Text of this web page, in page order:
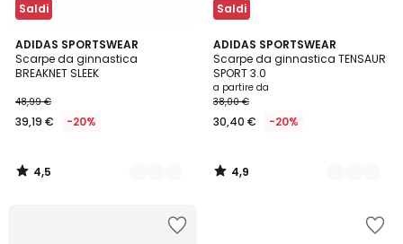
Saldi
ADIDAS SPORTSWEAR
Scarpe da ginnastica
BREAKNET SLEEK
48,99 €
39,19 € -20%
4,5
/ 5
2
Colori
4,5
/
Saldi
ADIDAS SPORTSWEAR
Scarpe da ginnastica TENSAUR
SPORT 3.0
a partire da
38,00 €
30,40 € -20%
4,9
/ 5
5
Colori
4,9
/